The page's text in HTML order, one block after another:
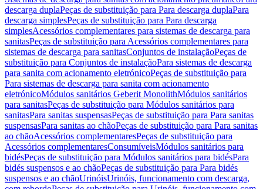
descarga duplaPeças de substituição para Para descarga duplaPara
descarga simplesPeças de substituição para Para descarga
simplesAcessórios complementares para sistemas de descarga para
sanitasPeças de substituição para Acessórios complementares para
sistemas de descarga para sanitasConjuntos de instalaçãoPeças de
substituição para Conjuntos de instalaçãoPara sistemas de descarga
para sanita com acionamento eletrónicoPeças de substituição para
Para sistemas de descarga para sanita com acionamento
eletrónicoMódulos sanitários Geberit MonolithMódulos sanitários
para sanitasPeças de substituição para Módulos sanitários para
sanitasPara sanitas suspensasPeças de substituição para Para sanitas
suspensasPara sanitas ao chãoPeças de substituição para Para sanitas
ao chãoAcessórios complementaresPeças de substituição para
Acessórios complementaresConsumíveisMódulos sanitários para
bidésPeças de substituição para Módulos sanitários para bidésPara
bidés suspensos e ao chãoPeças de substituição para Para bidés
suspensos e ao chãoUrinóisUrinóis, funcionamento com descarga,